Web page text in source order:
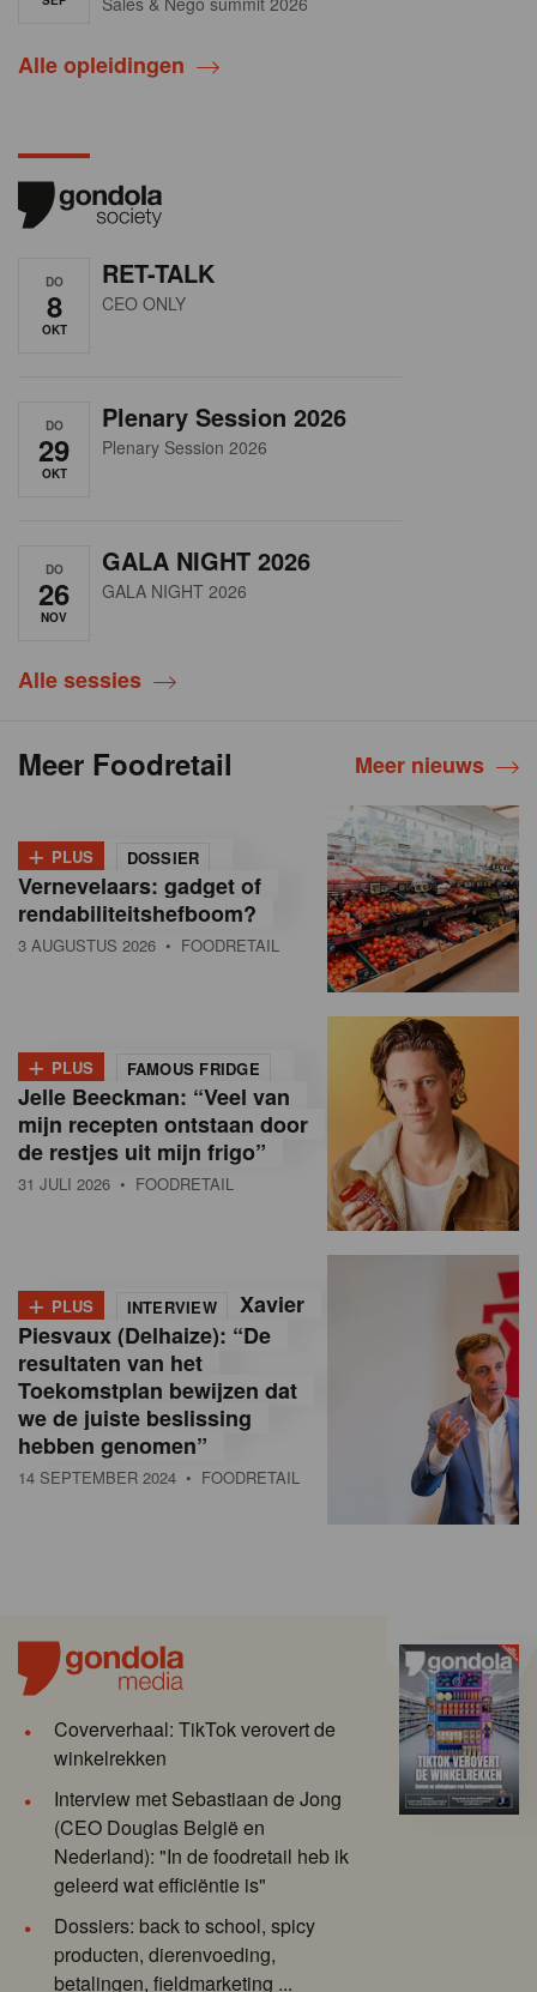
Alle opleidingen
DO
8
OKT
RET-TALK
CEO ONLY
DO
29
OKT
Plenary Session 2026
Plenary Session 2026
DO
26
NOV
GALA NIGHT 2026
GALA NIGHT 2026
Alle sessies
Meer Foodretail Meer nieuws
+ PLUS DOSSIER
Vernevelaars: gadget of
rendabiliteitshefboom?
3 AUGUSTUS 2026 • FOODRETAIL
+ PLUS FAMOUS FRIDGE
Jelle Beeckman: “Veel van
mijn recepten ontstaan door
de restjes uit mijn frigo”
31 JULI 2026 • FOODRETAIL
+ PLUS INTERVIEW
Xavier
Piesvaux (Delhaize): “De
resultaten van het
Toekomstplan bewijzen dat
we de juiste beslissing
hebben genomen”
14 SEPTEMBER 2024 • FOODRETAIL
Coververhaal: TikTok verovert de
winkelrekken
Interview met Sebastiaan de Jong
(CEO Douglas België en
Nederland): "In de foodretail heb ik
geleerd wat efficiëntie is"
Dossiers: back to school, spicy
producten, dierenvoeding,
betalingen, fieldmarketing ...